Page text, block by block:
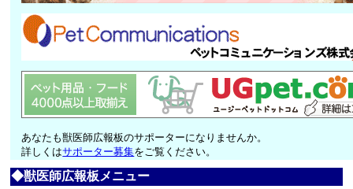
あなたも獣医師広報板のサポーターになりませんか。
詳しくはサポーター募集をご覧ください。
◆獣医師広報板メニュー